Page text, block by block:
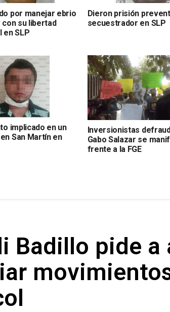
por manejar ebrio
su libertad
en SLP
Dieron prisión
secuestrador en SLP
implicado en un
San Martín en
Inversionistas
Gabo Salazar se
frente a la FGE
Badillo pide a